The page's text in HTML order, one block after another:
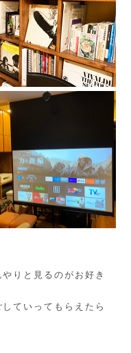
りと見るのがお好き
ていってもらえたら